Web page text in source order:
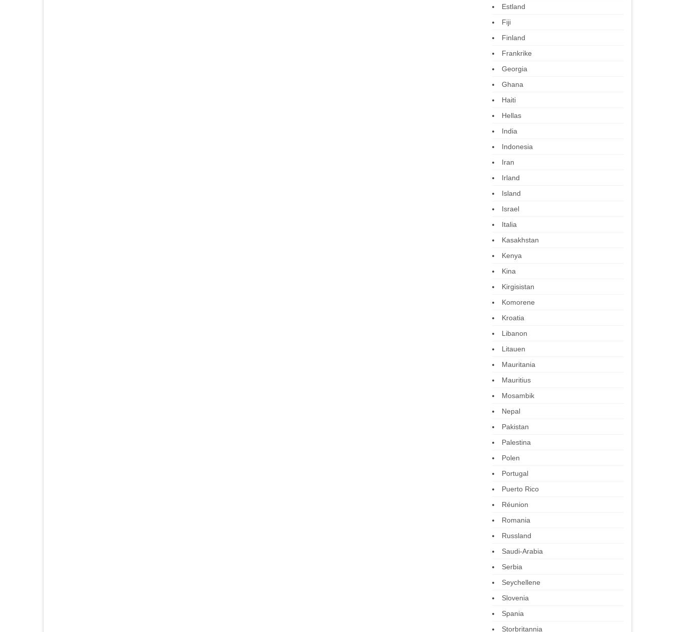
Estland
Fiji
Finland
Frankrike
Georgia
Ghana
Haiti
Hellas
India
Indonesia
Iran
Irland
Island
Israel
Italia
Kasakhstan
Kenya
Kina
Kirgisistan
Komorene
Kroatia
Libanon
Litauen
Mauritania
Mauritius
Mosambik
Nepal
Pakistan
Palestina
Polen
Portugal
Puerto Rico
Réunion
Romania
Russland
Saudi-Arabia
Serbia
Seychellene
Slovenia
Spania
Storbritannia